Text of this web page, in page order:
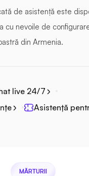
de asistență este
cu nevoile de
din Armenia.
live 24/7
Asistență
MĂRTURII